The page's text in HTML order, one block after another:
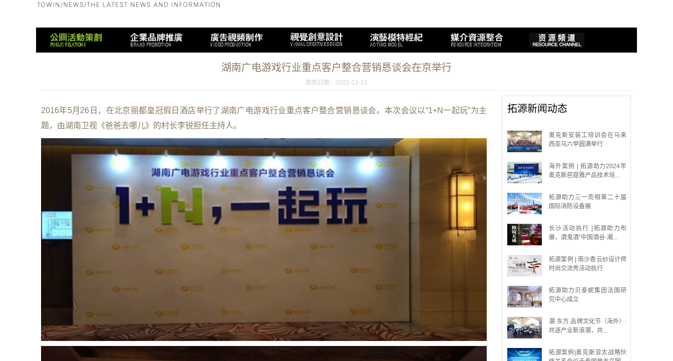
湖南广电游戏行业重点客户整合营销恳谈会在京举行
发布日期：2022-12-13
2016年5月26日，在北京丽都皇冠假日酒店举行了湖南广电游戏行业重点客户整合营销恳谈会。本次会议以“1+N一起玩”为主
题，由湖南卫视《爸爸去哪儿》的村长李锐担任主持人。
拓源新闻动态
奥克斯安装工培训会在马来
西亚马六甲圆满举行
海外案例 | 拓源助力2024年
奥克斯芭提雅产品技术培...
拓源助力三一亮相第二十届
国际消防设备展
长沙活动执行 |拓源助力布
展，酒鬼酒“中国酒谷·湘...
拓源案例 | 南沙香云纱设计师
时尚交流秀活动执行
拓源助力贝泰妮集团法国研
究中心成立
潮·东方 品牌文化节（海外）:
共逐产业新浪潮，共...
拓源案例|奥克斯亚太战略伙